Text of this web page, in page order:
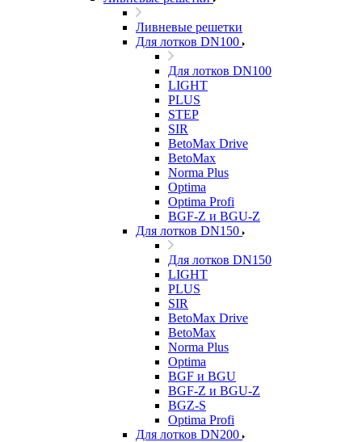
Ливневые решетки
Для лотков DN100
Для лотков DN100
LIGHT
PLUS
STEP
SIR
BetoMax Drive
BetoMax
Norma Plus
Optima
Optima Profi
BGF-Z и BGU-Z
Для лотков DN150
Для лотков DN150
LIGHT
PLUS
SIR
BetoMax Drive
BetoMax
Norma Plus
Optima
BGF и BGU
BGF-Z и BGU-Z
BGZ-S
Optima Profi
Для лотков DN200